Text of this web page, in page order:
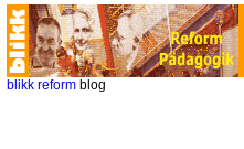
blikk reform blog